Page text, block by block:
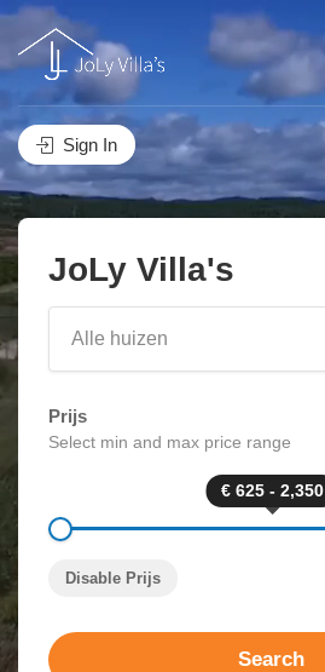
Sign In
JoLy Villa's
Prijs
Select min and max price range
€ 625 - 2,350
Disable Prijs
Search